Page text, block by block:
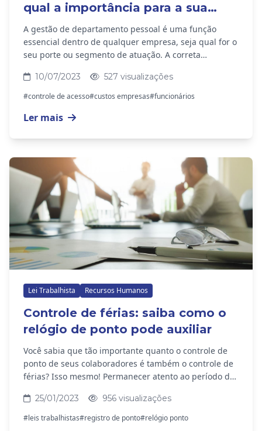
qual a importância para a sua
empresa?
A gestão de departamento pessoal é uma função
essencial dentro de qualquer empresa, seja qual for o
seu porte ou segmento de atuação. A correta
até a...
10/07/2023 527 visualizações
#controle de acesso#custos empresas#funcionários
Ler mais
Lei Trabalhista Recursos Humanos
Controle de férias: saiba como o
relógio de ponto pode auxiliar
Você sabia que tão importante quanto o controle de
ponto de seus colaboradores é também o controle de
férias? Isso mesmo! Permanecer atento ao período de
25/01/2023 956 visualizações
#leis trabalhistas#registro de ponto#relógio ponto